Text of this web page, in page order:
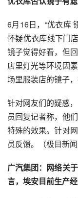
6月16日，“优衣库
怀疑优衣库线下门
镜子觉得好看，但
店里灯光等环境因
场里服装店的镜子
针对网友们的疑惑
员回复记者称，他
特殊的效果。针对
员反馈。（极目新闻
广汽集团：网络关
言，埃安目前生产